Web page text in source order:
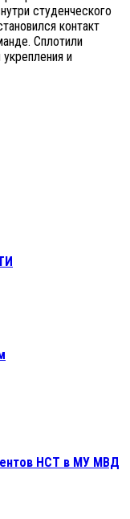
студенческого
контакт
Сплотили
и
НСТ в МУ МВД